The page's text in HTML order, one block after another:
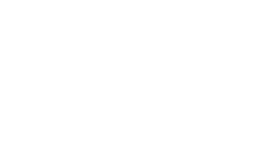
de Máquina
de Guindaste